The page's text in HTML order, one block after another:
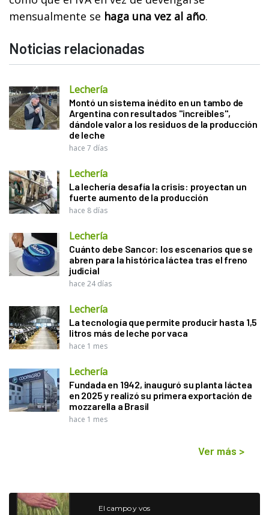
mensualmente se haga una vez al año.
Noticias relacionadas
Lechería
Montó un sistema inédito en un tambo de
Argentina con resultados "increíbles",
dándole valor a los residuos de la producción
de leche
hace 7 días
Lechería
La lechería desafía la crisis: proyectan un
fuerte aumento de la producción
hace 8 días
Lechería
Cuánto debe Sancor: los escenarios que se
abren para la histórica láctea tras el freno
judicial
hace 24 días
Lechería
La tecnología que permite producir hasta 1,5
litros más de leche por vaca
hace 1 mes
Lechería
Fundada en 1942, inauguró su planta láctea
en 2025 y realizó su primera exportación de
mozzarella a Brasil
hace 1 mes
Ver más >
El campo y vos